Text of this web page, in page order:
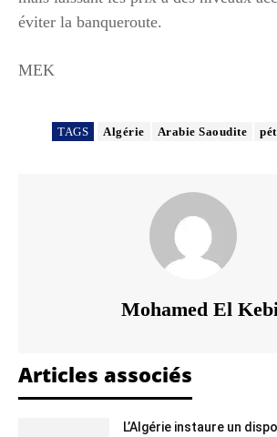
éviter la banqueroute.
MEK
TAGS Algérie Arabie Saoudite
Mohamed El
Articles associés
L’Algérie instaure un